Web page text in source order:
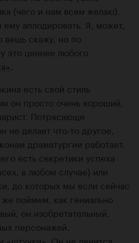
(чего и нам всем желаю).
ему аплодировать. Я, может,
вещь скажу, но по
это ценнее любого
.
есть свой стиль
он просто очень хороший,
Потрясающе
не делает что-то другое,
драматургии работает.
есть секретики успеха
в любом случае) или
до которых мы если сейчас
поймем, как гениально
он изобретательный.
персонажей.
Он не ленится